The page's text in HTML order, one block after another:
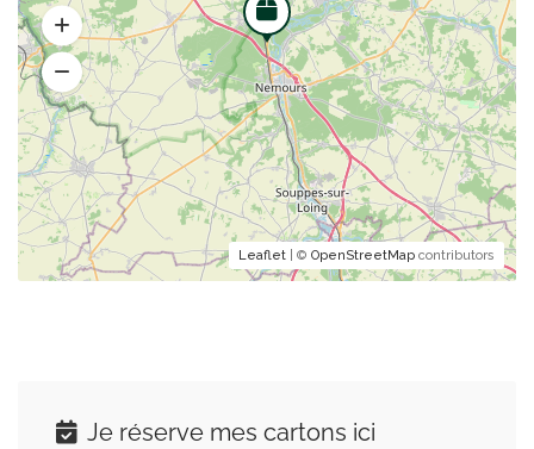
Leaflet | © OpenStreetMap contributors
Je réserve mes cartons ici